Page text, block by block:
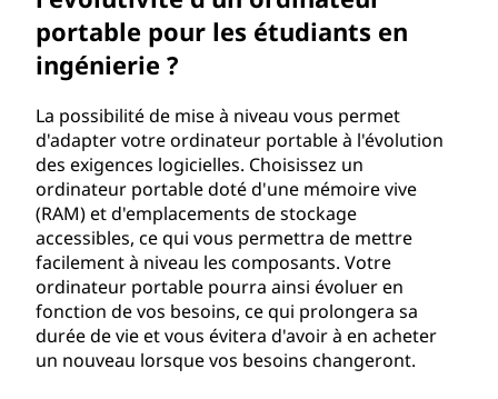
portable pour les étudiants en
ingénierie ?
La possibilité de mise à niveau vous permet
d'adapter votre ordinateur portable à l'évolution
des exigences logicielles. Choisissez un
ordinateur portable doté d'une mémoire vive
(RAM) et d'emplacements de stockage
accessibles, ce qui vous permettra de mettre
facilement à niveau les composants. Votre
ordinateur portable pourra ainsi évoluer en
fonction de vos besoins, ce qui prolongera sa
durée de vie et vous évitera d'avoir à en acheter
un nouveau lorsque vos besoins changeront.